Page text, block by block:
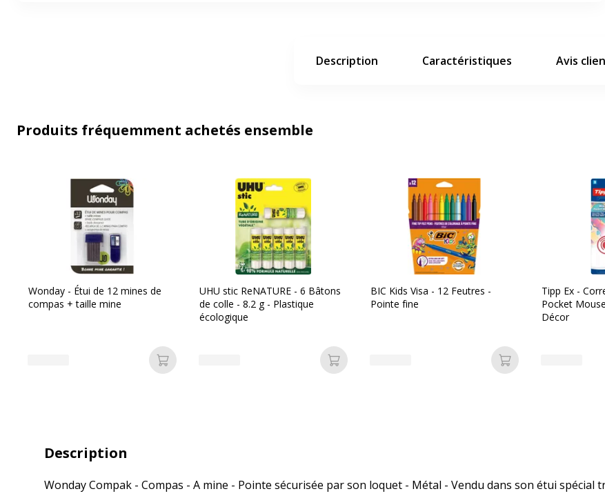
Description Caractéristiques Avis
Produits fréquemment achetés ensemble
Wonday - Étui de 12 mines de
compas + taille mine
Ajouter au panier
UHU stic ReNATURE - 6 Bâtons
de colle - 8.2 g - Plastique
écologique
Ajouter au panier
BIC Kids Visa - 12 Feutres -
Pointe fine
Ajouter au panier
Tipp Ex -
Pocket
Décor
Description
Wonday Compak - Compas - A mine - Pointe sécurisée par son loquet - Métal - Vendu dans son étui